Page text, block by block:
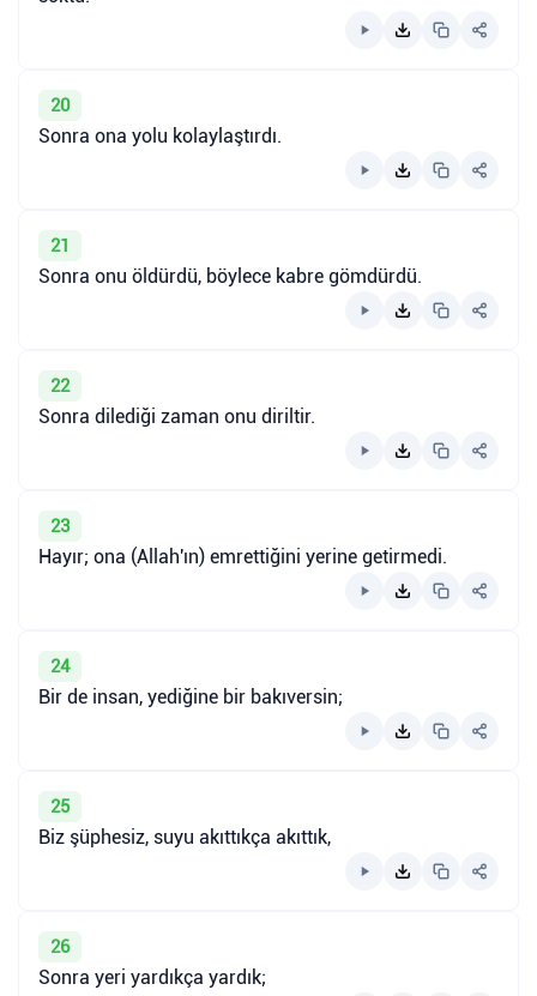
20
Sonra ona yolu kolaylaştırdı.
21
Sonra onu öldürdü, böylece kabre gömdürdü.
22
Sonra dilediği zaman onu diriltir.
23
Hayır; ona (Allah'ın) emrettiğini yerine getirmedi.
24
Bir de insan, yediğine bir bakıversin;
25
Biz şüphesiz, suyu akıttıkça akıttık,
26
Sonra yeri yardıkça yardık;